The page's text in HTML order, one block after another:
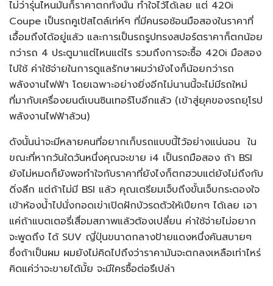
ไม่ว่ารุ่นไหนมันก็ราคาตกทั้งนั้น ทำใจไว้ได้เลย แต่ 420i
Coupe เป็นรถคูเป้สไตล์เท่ห์ๆ ที่มีคนรอช้อนมือสองในราคาที่
เอื้อมถึงได้อยู่แล้ว และการเป็นรถรูปทรงสปอร์ตราคาก็ตกน้อย
กว่ารถ 4 ประตูมาแต่ไหนแต่ไร รวมถึงการจะซื้อ 420i มือสอง
ไปใช้ ค่าใช้จ่ายในการดูแลรักษาผมว่ายังไงก็น้อยกว่ารถ
พลังงานไฟฟ้า โดยเฉพาะอย่างยิ่งอีกไม่นานนี้จะไม่มีรถใหม่
ที่มากับเครื่องยนต์เบนซินเทอร์โบอีกแล้ว (เข้าสู่ยุคของรถยุโรป
พลังงานไฟฟ้าล้วน)
ดังนั้นน่าจะมีหลายคนที่อยากเก็บรถแบบนี้ไว้อย่างแน่นอน ใน
ขณะที่หากวันใดวันหนึ่งคุณจะขาย i4 เป็นรถมือสอง ถ้า BSI
ยังไม่หมดก็ยังพอทำใจกับราคาที่ยังไงก็ตกฮวบแต่ยังไม่ถึงกับ
ดิ่งลึก แต่ถ้าไม่มี BSI แล้ว คุณเตรียมเจ็บถึงขั้นเจ็บกระดองใจ
เข้าห้องน้ำไปนั่งกอดเข่าเปิดฝักบัวรดตัวให้เปียกๆ ได้เลย เอา
แค่ถ้าแบตเตอรี่เสื่อมสภาพแล้วต้องเปลี่ยน ค่าใช้จ่ายไม่อยาก
จะพูดถึง ได้ SUV ญี่ปุ่นขนาดกลางป้ายแดงหนึ่งคันสบายๆ
ซึ่งถ้าเป็นผม ผมยังไม่คิดไปถึงว่าราคามันจะตกลงเหลือเท่าไหร่
คิดแค่ว่าจะขายได้มั้ย จะมีใครซื้อต่อรึเปล่า